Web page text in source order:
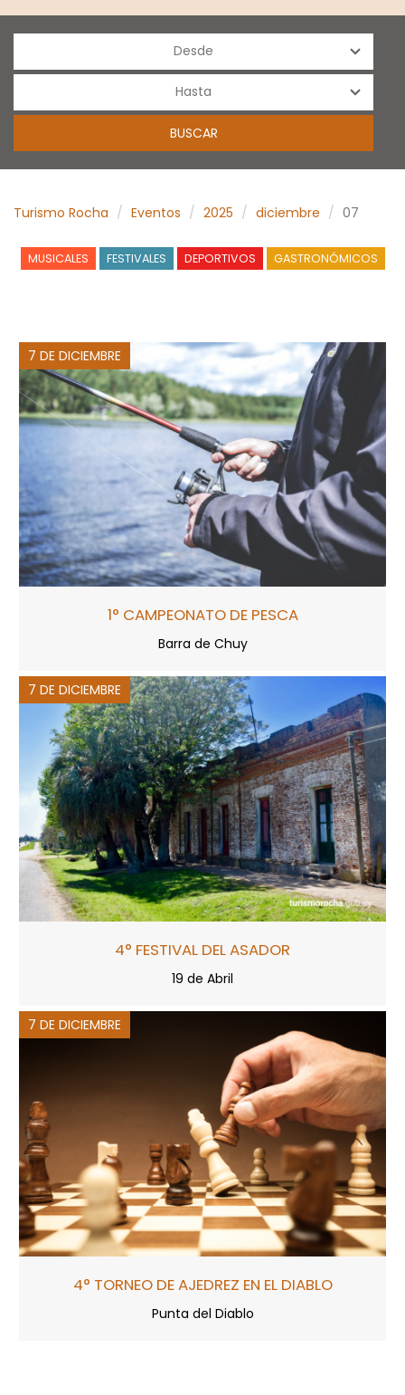
Turismo Rocha Eventos 2025 diciembre 07
MUSICALES FESTIVALES DEPORTIVOS GASTRONÓMICOS
7 DE DICIEMBRE
1° CAMPEONATO DE PESCA
Barra de Chuy
7 DE DICIEMBRE
4° FESTIVAL DEL ASADOR
19 de Abril
7 DE DICIEMBRE
4° TORNEO DE AJEDREZ EN EL DIABLO
Punta del Diablo